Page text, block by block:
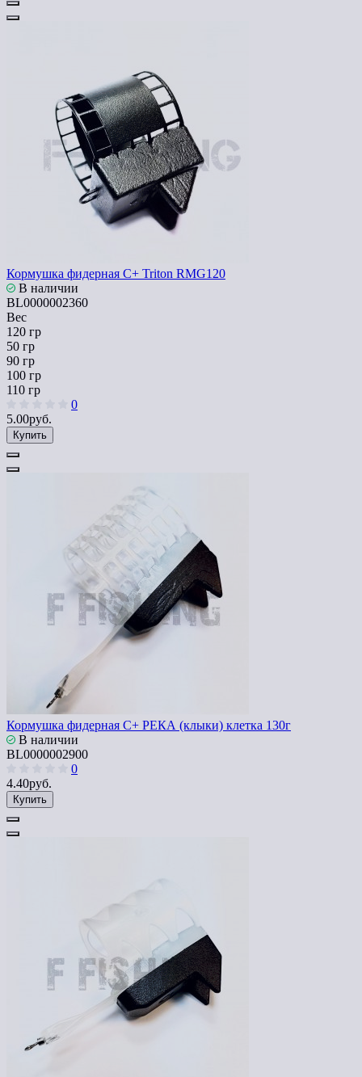
Кормушка фидерная C+ Triton RMG120
В наличии
BL0000002360
Вес
120 гр
50 гр
90 гр
100 гр
110 гр
0
5.00руб.
Купить
Кормушка фидерная C+ РЕКА (клыки) клетка 130г
В наличии
BL0000002900
0
4.40руб.
Купить